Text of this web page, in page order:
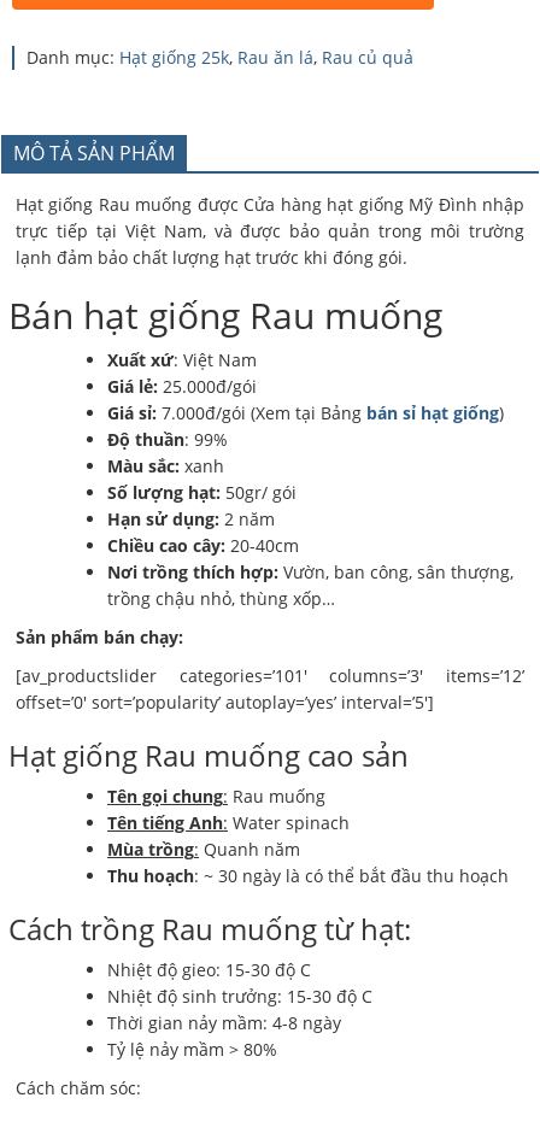
Danh mục: Hạt giống 25k, Rau ăn lá, Rau củ quả
MÔ TẢ SẢN PHẨM
Hạt giống Rau muống được Cửa hàng hạt giống Mỹ Đình nhập
trực tiếp tại Việt Nam, và được bảo quản trong môi trường
lạnh đảm bảo chất lượng hạt trước khi đóng gói.
Bán hạt giống Rau muống
Xuất xứ: Việt Nam
Giá lẻ: 25.000đ/gói
Giá sỉ: 7.000đ/gói (Xem tại Bảng bán sỉ hạt giống)
Độ thuần: 99%
Màu sắc: xanh
Số lượng hạt: 50gr/ gói
Hạn sử dụng: 2 năm
Chiều cao cây: 20-40cm
Nơi trồng thích hợp: Vườn, ban công, sân thượng,
trồng chậu nhỏ, thùng xốp…
Sản phẩm bán chạy:
[av_productslider categories=’101′ columns=’3′ items=’12’
offset=’0′ sort=’popularity’ autoplay=’yes’ interval=’5′]
Hạt giống Rau muống cao sản
Tên gọi chung: Rau muống
Tên tiếng Anh: Water spinach
Mùa trồng: Quanh năm
Thu hoạch: ~ 30 ngày là có thể bắt đầu thu hoạch
Cách trồng Rau muống từ hạt:
Nhiệt độ gieo: 15-30 độ C
Nhiệt độ sinh trưởng: 15-30 độ C
Thời gian nảy mầm: 4-8 ngày
Tỷ lệ nảy mầm > 80%
Cách chăm sóc: